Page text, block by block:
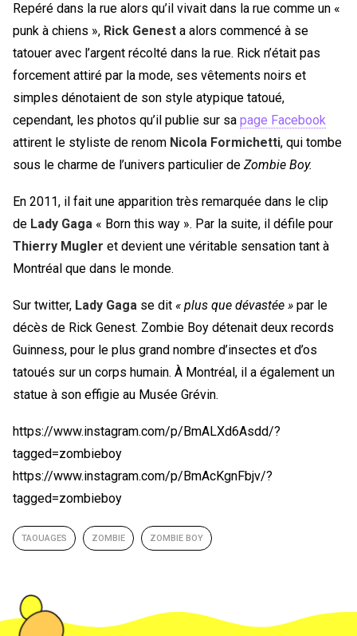
Repéré dans la rue alors qu’il vivait dans la rue comme un «
punk à chiens », Rick Genest a alors commencé à se
tatouer avec l’argent récolté dans la rue. Rick n’était pas
forcement attiré par la mode, ses vêtements noirs et
simples dénotaient de son style atypique tatoué,
cependant, les photos qu’il publie sur sa page Facebook
attirent le styliste de renom Nicola Formichetti, qui tombe
sous le charme de l’univers particulier de Zombie Boy.
En 2011, il fait une apparition très remarquée dans le clip
de Lady Gaga « Born this way ». Par la suite, il défile pour
Thierry Mugler et devient une véritable sensation tant à
Montréal que dans le monde.
Sur twitter, Lady Gaga se dit « plus que dévastée » par le
décès de Rick Genest. Zombie Boy détenait deux records
Guinness, pour le plus grand nombre d’insectes et d’os
tatoués sur un corps humain. À Montréal, il a également un
statue à son effigie au Musée Grévin.
https://www.instagram.com/p/BmALXd6Asdd/?
tagged=zombieboy
https://www.instagram.com/p/BmAcKgnFbjv/?
tagged=zombieboy
TAOUAGES ZOMBIE ZOMBIE BOY